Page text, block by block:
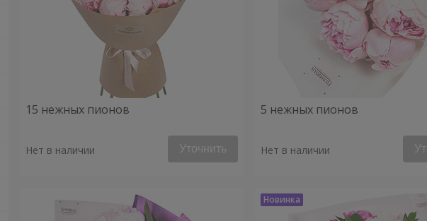
15 нежных пионов
Нет в наличии Уточнить
5 нежных пионов
Нет в наличии